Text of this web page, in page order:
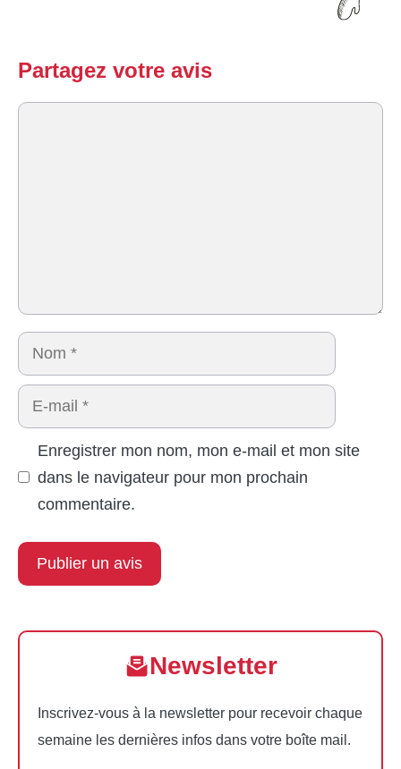
Partagez votre avis
Commentaire
Nom
E-
mail
Enregistrer mon nom, mon e-mail et mon site
dans le navigateur pour mon prochain
commentaire.
Newsletter
Inscrivez-vous à la newsletter pour recevoir chaque
semaine les dernières infos dans votre boîte mail.